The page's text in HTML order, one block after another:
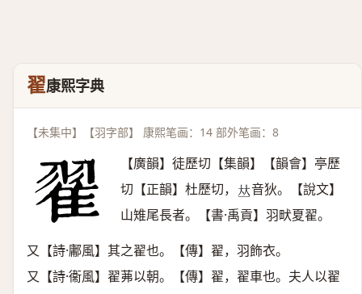
翟康熙字典
【未集中】【羽字部】 康熙笔画：14 部外笔画：8
【廣韻】徒歷切【集韻】【韻會】亭歷
切【正韻】杜歷切， 𠀤音狄。【說文】
山雉尾長者。【書·禹貢】羽畎夏翟。
又【詩·鄘風】其之翟也。【傳】翟，羽飾衣。
又【詩·衞風】翟茀以朝。【傳】翟，翟車也。夫人以翟